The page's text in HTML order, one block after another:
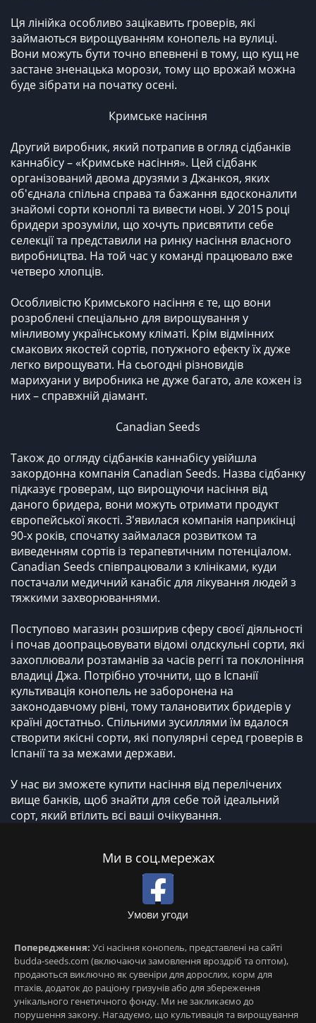
Ця лінійка особливо зацікавить гроверів, які
займаються вирощуванням конопель на вулиці.
Вони можуть бути точно впевнені в тому, що кущ не
застане зненацька морози, тому що врожай можна
буде зібрати на початку осені.
Кримське насіння
Другий виробник, який потрапив в огляд сідбанків
каннабісу – «Кримське насіння». Цей сідбанк
організований двома друзями з Джанкоя, яких
об'єднала спільна справа та бажання вдосконалити
знайомі сорти коноплі та вивести нові. У 2015 році
бридери зрозуміли, що хочуть присвятити себе
селекції та представили на ринку насіння власного
виробництва. На той час у команді працювало вже
четверо хлопців.
Особливістю Кримського насіння є те, що вони
розроблені спеціально для вирощування у
мінливому українському кліматі. Крім відмінних
смакових якостей сортів, потужного ефекту їх дуже
легко вирощувати. На сьогодні різновидів
марихуани у виробника не дуже багато, але кожен із
них – справжній діамант.
Canadian Seeds
Також до огляду сідбанків каннабісу увійшла
закордонна компанія Canadian Seeds. Назва сідбанку
підказує гроверам, що вирощуючи насіння від
даного бридера, вони можуть отримати продукт
європейської якості. З'явилася компанія наприкінці
90-х років, спочатку займалася розвитком та
виведенням сортів із терапевтичним потенціалом.
Canadian Seeds співпрацювали з клініками, куди
постачали медичний канабіс для лікування людей з
тяжкими захворюваннями.
Поступово магазин розширив сферу своєї діяльності
і почав доопрацьовувати відомі олдскульні сорти, які
захоплювали розтаманів за часів реггі та поклоніння
владиці Джа. Потрібно уточнити, що в Іспанії
культивація конопель не заборонена на
законодавчому рівні, тому талановитих бридерів у
країні достатньо. Спільними зусиллями їм вдалося
створити якісні сорти, які популярні серед гроверів в
Іспанії та за межами держави.
У нас ви зможете купити насіння від перелічених
вище банків, щоб знайти для себе той ідеальний
сорт, який втілить всі ваші очікування.
Ми в соц.мережах
Умови угоди
Попередження: Усі насіння конопель, представлені на сайті
budda-seeds.com (включаючи замовлення вроздріб та оптом),
продаються виключно як сувеніри для дорослих, корм для
птахів, додаток до раціону гризунів або для збереження
унікального генетичного фонду. Ми не закликаємо до
порушення закону. Нагадуємо, що культивація та вирощування